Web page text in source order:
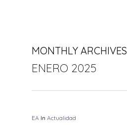
MONTHLY ARCHIVES
ENERO 2025
EA In Actualidad